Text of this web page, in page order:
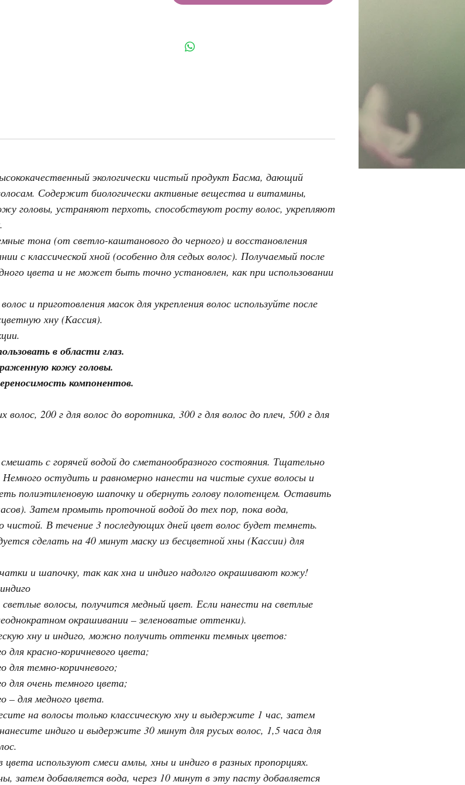
экологически чистый продукт Басма, дающий
Содержит биологически активные вещества и витамины,
головы, устраняют перхоть, способствуют росту волос, укрепляют
тона (от светло-каштанового до черного) и восстановления
с классической хной (особенно для седых волос). Получаемый после
цвета и не может быть точно установлен, как при использовании
и приготовления масок для укрепления волос используйте после
хну (Кассия).
в области глаз.
кожу головы.
компонентов.
200 г для волос до воротника, 300 г для волос до плеч, 500 г для
с горячей водой до сметанообразного состояния. Тщательно
остудить и равномерно нанести на чистые сухие волосы и
полиэтиленовую шапочку и обернуть голову полотенцем. Оставить
Затем промыть проточной водой до тех пор, пока вода,
В течение 3 последующих дней цвет волос будет темнеть.
сделать на 40 минут маску из бесцветной хны (Кассии) для
и шапочку, так как хна и индиго надолго окрашивают кожу!
светлые волосы, получится медный цвет. Если нанести на светлые
окрашивании – зеленоватые оттенки).
хну и индиго, можно получить оттенки темных цветов:
для красно-коричневого цвета;
для темно-коричневого;
для очень темного цвета;
– для медного цвета.
на волосы только классическую хну и выдержите 1 час, затем
индиго и выдержите 30 минут для русых волос, 1,5 часа для
цвета используют смеси амлы, хны и индиго в разных пропорциях.
затем добавляется вода, через 10 минут в эту пасту добавляется